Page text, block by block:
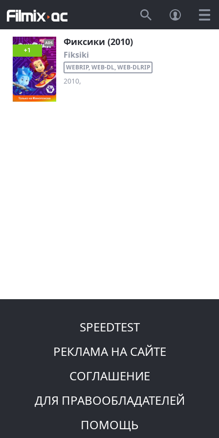
+1
Фиксики (2010)
Fiksiki
WEBRIP, WEB-DL, WEB-DLRIP
2010,
SPEEDTEST
РЕКЛАМА НА САЙТЕ
СОГЛАШЕНИЕ
ДЛЯ ПРАВООБЛАДАТЕЛЕЙ
ПОМОЩЬ